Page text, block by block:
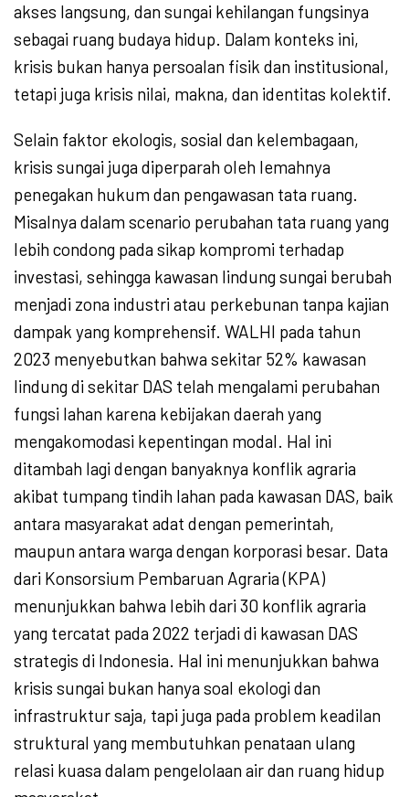
akses langsung, dan sungai kehilangan fungsinya
sebagai ruang budaya hidup. Dalam konteks ini,
krisis bukan hanya persoalan fisik dan institusional,
tetapi juga krisis nilai, makna, dan identitas kolektif.
Selain faktor ekologis, sosial dan kelembagaan,
krisis sungai juga diperparah oleh lemahnya
penegakan hukum dan pengawasan tata ruang.
Misalnya dalam scenario perubahan tata ruang yang
lebih condong pada sikap kompromi terhadap
investasi, sehingga kawasan lindung sungai berubah
menjadi zona industri atau perkebunan tanpa kajian
dampak yang komprehensif. WALHI pada tahun
2023 menyebutkan bahwa sekitar 52% kawasan
lindung di sekitar DAS telah mengalami perubahan
fungsi lahan karena kebijakan daerah yang
mengakomodasi kepentingan modal. Hal ini
ditambah lagi dengan banyaknya konflik agraria
akibat tumpang tindih lahan pada kawasan DAS, baik
antara masyarakat adat dengan pemerintah,
maupun antara warga dengan korporasi besar. Data
dari Konsorsium Pembaruan Agraria (KPA)
menunjukkan bahwa lebih dari 30 konflik agraria
yang tercatat pada 2022 terjadi di kawasan DAS
strategis di Indonesia. Hal ini menunjukkan bahwa
krisis sungai bukan hanya soal ekologi dan
infrastruktur saja, tapi juga pada problem keadilan
struktural yang membutuhkan penataan ulang
relasi kuasa dalam pengelolaan air dan ruang hidup